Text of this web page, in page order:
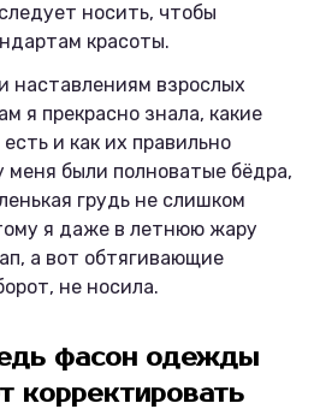
носить, чтобы
красоты.
наставлениям взрослых
я прекрасно знала, какие
и как их правильно
меня были полноватые бёдра,
грудь не слишком
я даже в летнюю жару
а вот обтягивающие
не носила.
фасон одежды
корректировать